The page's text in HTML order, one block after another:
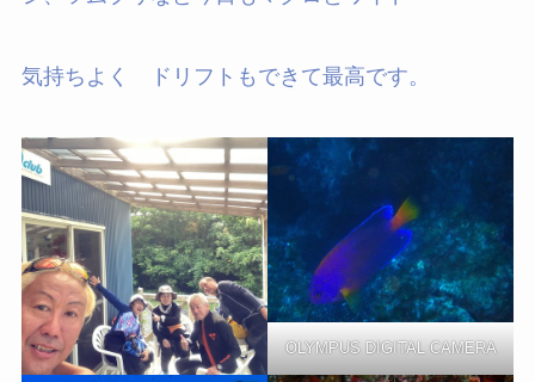
気持ちよく ドリフトもできて最高です。
OLYMPUS DIGITAL CAMERA